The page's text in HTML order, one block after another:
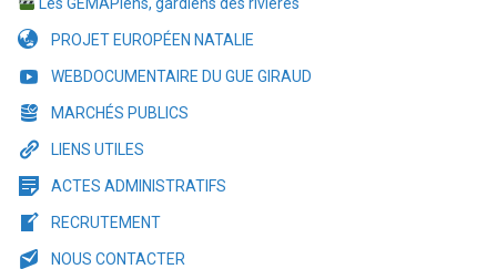
PROJET EUROPÉEN NATALIE
WEBDOCUMENTAIRE DU GUE GIRAUD
MARCHÉS PUBLICS
LIENS UTILES
ACTES ADMINISTRATIFS
RECRUTEMENT
NOUS CONTACTER